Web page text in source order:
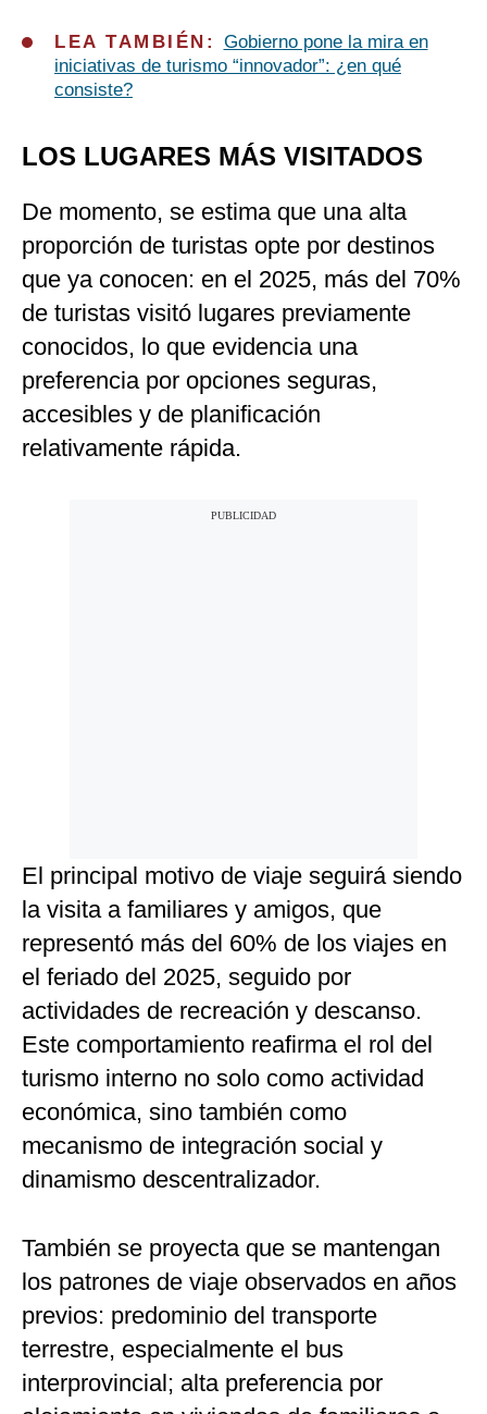
LEA TAMBIÉN: Gobierno pone la mira en
iniciativas de turismo “innovador”: ¿en qué
consiste?
LOS LUGARES MÁS VISITADOS
De momento, se estima que una alta
proporción de turistas opte por destinos
que ya conocen: en el 2025, más del 70%
de turistas visitó lugares previamente
conocidos, lo que evidencia una
preferencia por opciones seguras,
accesibles y de planificación
relativamente rápida.
El principal motivo de viaje seguirá siendo
la visita a familiares y amigos, que
representó más del 60% de los viajes en
el feriado del 2025, seguido por
actividades de recreación y descanso.
Este comportamiento reafirma el rol del
turismo interno no solo como actividad
económica, sino también como
mecanismo de integración social y
dinamismo descentralizador.
También se proyecta que se mantengan
los patrones de viaje observados en años
previos: predominio del transporte
terrestre, especialmente el bus
interprovincial; alta preferencia por